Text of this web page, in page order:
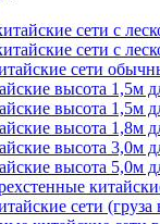
сети с
сети с
сети
высота 1,5м
высота 1,5м
высота 1,8м
высота 3,0м
высота 5,0м
сети